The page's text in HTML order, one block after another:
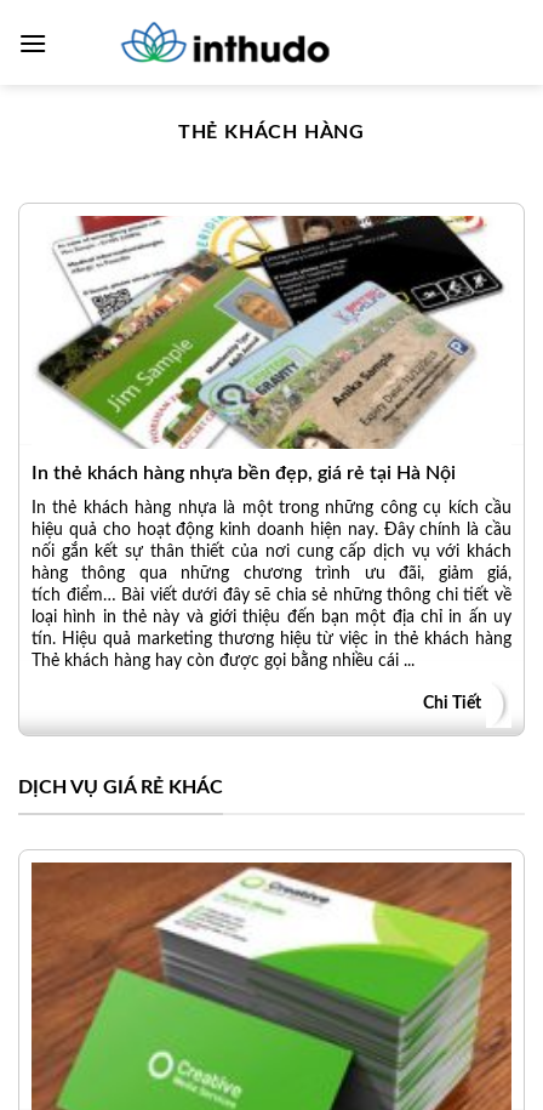
THẺ KHÁCH HÀNG
In thẻ khách hàng nhựa bền đẹp, giá rẻ tại Hà Nội
In thẻ khách hàng nhựa là một trong những công cụ kích cầu
hiệu quả cho hoạt động kinh doanh hiện nay. Đây chính là cầu
nối gắn kết sự thân thiết của nơi cung cấp dịch vụ với khách
hàng thông qua những chương trình ưu đãi, giảm giá,
tích điểm… Bài viết dưới đây sẽ chia sẻ những thông chi tiết về
loại hình in thẻ này và giới thiệu đến bạn một địa chỉ in ấn uy
tín. Hiệu quả marketing thương hiệu từ việc in thẻ khách hàng
Thẻ khách hàng hay còn được gọi bằng nhiều cái ...
Chi Tiết
DỊCH VỤ GIÁ RẺ KHÁC